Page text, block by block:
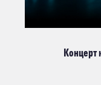
Концерт